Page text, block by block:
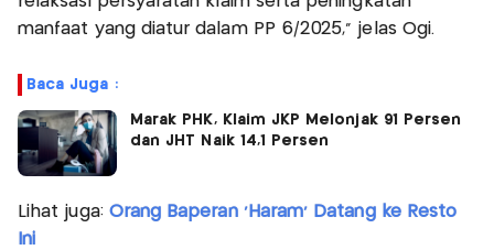
manfaat yang diatur dalam PP 6/2025," jelas Ogi.
Baca Juga :
Marak PHK, Klaim JKP Melonjak 91 Persen
dan JHT Naik 14,1 Persen
Lihat juga: Orang Baperan 'Haram' Datang ke Resto
Ini